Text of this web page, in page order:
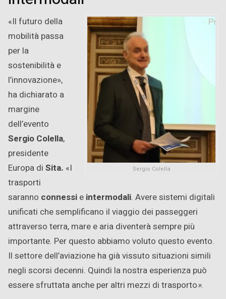
Sergio Colella
«Il futuro della
mobilità passa
per la
sostenibilità e
l’innovazione»,
ha dichiarato a
margine
dell’evento
Sergio Colella,
presidente
Europa di Sita. «I
trasporti
saranno connessi e intermodali. Avere sistemi digitali
unificati che semplificano il viaggio dei passeggeri
attraverso terra, mare e aria diventerà sempre più
importante. Per questo abbiamo voluto questo evento.
Il settore dell’aviazione ha già vissuto situazioni simili
negli scorsi decenni. Quindi la nostra esperienza può
essere sfruttata anche per altri mezzi di trasporto».